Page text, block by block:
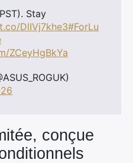
Stay
DlIVj7khe3#ForLu
ZCeyHgBkYa
conçue